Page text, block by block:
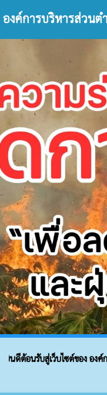
องค์การบริหารส่วน
ยินดีต้อนรับสู่เว็บไซต์ของ องค์ก